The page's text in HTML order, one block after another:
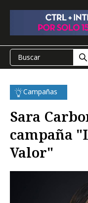
Campañas
Sara
campaña
Valor"